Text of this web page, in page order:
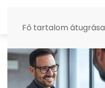
Fő tartalom átugrása